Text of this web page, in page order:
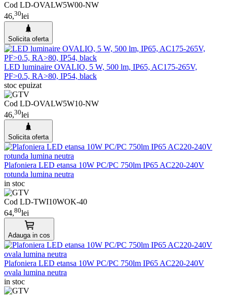
Cod LD-OVALW5W00-NW
46,30lei
Solicita oferta
LED luminaire OVALIO, 5 W, 500 lm, IP65, AC175-265V,
PF>0.5, RA>80, IP54, black
stoc epuizat
Cod LD-OVALW5W10-NW
46,30lei
Solicita oferta
Plafoniera LED etansa 10W PC/PC 750lm IP65 AC220-240V
rotunda lumina neutra
in stoc
Cod LD-TWI10WOK-40
64,80lei
Adauga in cos
Plafoniera LED etansa 10W PC/PC 750lm IP65 AC220-240V
ovala lumina neutra
in stoc